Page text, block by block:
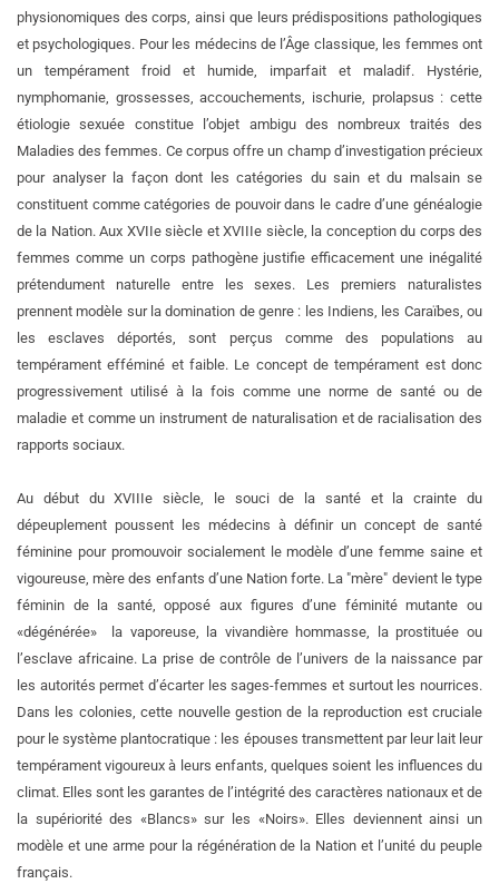
physionomiques des corps, ainsi que leurs prédispositions pathologiques
et psychologiques. Pour les médecins de l’Âge classique, les femmes ont
un tempérament froid et humide, imparfait et maladif. Hystérie,
nymphomanie, grossesses, accouchements, ischurie, prolapsus : cette
étiologie sexuée constitue l’objet ambigu des nombreux traités des
Maladies des femmes. Ce corpus offre un champ d’investigation précieux
pour analyser la façon dont les catégories du sain et du malsain se
constituent comme catégories de pouvoir dans le cadre d’une généalogie
de la Nation. Aux XVIIe siècle et XVIIIe siècle, la conception du corps des
femmes comme un corps pathogène justifie efficacement une inégalité
prétendument naturelle entre les sexes. Les premiers naturalistes
prennent modèle sur la domination de genre : les Indiens, les Caraïbes, ou
les esclaves déportés, sont perçus comme des populations au
tempérament efféminé et faible. Le concept de tempérament est donc
progressivement utilisé à la fois comme une norme de santé ou de
maladie et comme un instrument de naturalisation et de racialisation des
rapports sociaux.
Au début du XVIIIe siècle, le souci de la santé et la crainte du
dépeuplement poussent les médecins à définir un concept de santé
féminine pour promouvoir socialement le modèle d’une femme saine et
vigoureuse, mère des enfants d’une Nation forte. La "mère" devient le type
féminin de la santé, opposé aux figures d’une féminité mutante ou
«dégénérée» ­ la vaporeuse, la vivandière hommasse, la prostituée ou
l’esclave africaine. La prise de contrôle de l’univers de la naissance par
les autorités permet d’écarter les sages-femmes et surtout les nourrices.
Dans les colonies, cette nouvelle gestion de la reproduction est cruciale
pour le système plantocratique : les épouses transmettent par leur lait leur
tempérament vigoureux à leurs enfants, quelques soient les influences du
climat. Elles sont les garantes de l’intégrité des caractères nationaux et de
la supériorité des «Blancs» sur les «Noirs». Elles deviennent ainsi un
modèle et une arme pour la régénération de la Nation et l’unité du peuple
français.